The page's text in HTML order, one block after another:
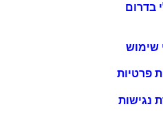
בדרום
שימוש
פרטיות
נגישות